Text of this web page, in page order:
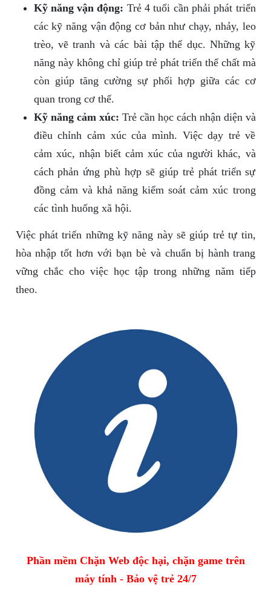
Kỹ năng vận động: Trẻ 4 tuổi cần phải phát triển
các kỹ năng vận động cơ bản như chạy, nhảy, leo
trèo, vẽ tranh và các bài tập thể dục. Những kỹ
năng này không chỉ giúp trẻ phát triển thể chất mà
còn giúp tăng cường sự phối hợp giữa các cơ
quan trong cơ thể.
Kỹ năng cảm xúc: Trẻ cần học cách nhận diện và
điều chỉnh cảm xúc của mình. Việc dạy trẻ về
cảm xúc, nhận biết cảm xúc của người khác, và
cách phản ứng phù hợp sẽ giúp trẻ phát triển sự
đồng cảm và khả năng kiểm soát cảm xúc trong
các tình huống xã hội.
Việc phát triển những kỹ năng này sẽ giúp trẻ tự tin,
hòa nhập tốt hơn với bạn bè và chuẩn bị hành trang
vững chắc cho việc học tập trong những năm tiếp
theo.
Phần mềm Chặn Web độc hại, chặn game trên
máy tính - Bảo vệ trẻ 24/7